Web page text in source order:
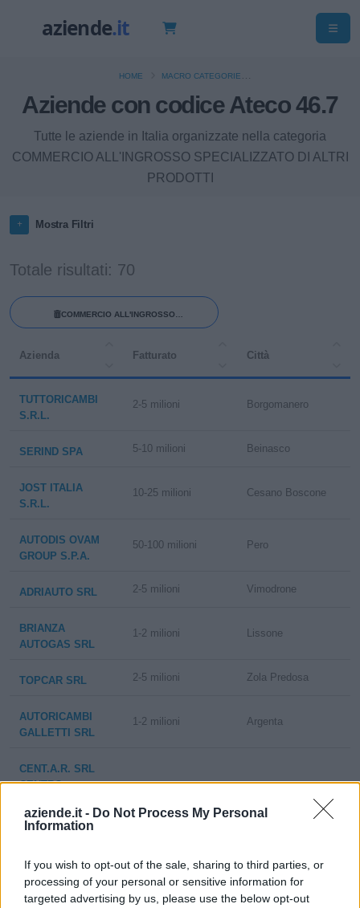
aziende.it - Do Not Process My Personal
Information
If you wish to opt-out of the sale, sharing to third parties, or
processing of your personal or sensitive information for
targeted advertising by us, please use the below opt-out
Aziende con codice Ateco 46.7
Tutte le aziende in Italia organizzate nella categoria
COMMERCIO ALL'INGROSSO SPECIALIZZATO DI ALTRI
PRODOTTI
HOME MACRO CATEGORIE
COMMERCIO ALL'INGROSSO (ESCLUSO QUELLO DI AUTOVEICOLI E DI
MOTOCICLI)
Mostra Filtri
Totale risultati: 70
COMMERCIO ALL'INGROSSO
Azienda Fatturato Città
TUTTORICAMBI
S.R.L.
2-5 milioni Borgomanero
SERIND SPA 5-10 milioni Beinasco
JOST ITALIA
S.R.L.
10-25 milioni Cesano Boscone
AUTODIS OVAM
GROUP S.P.A.
50-100 milioni Pero
ADRIAUTO SRL 2-5 milioni Vimodrone
BRIANZA
AUTOGAS SRL
1-2 milioni Lissone
TOPCAR SRL 2-5 milioni Zola Predosa
AUTORICAMBI
GALLETTI SRL
1-2 milioni Argenta
CENT.A.R. SRL
CENTRO
ROMAGNA
GUASTALLA
S.R.L.
2-5 milioni Guastalla